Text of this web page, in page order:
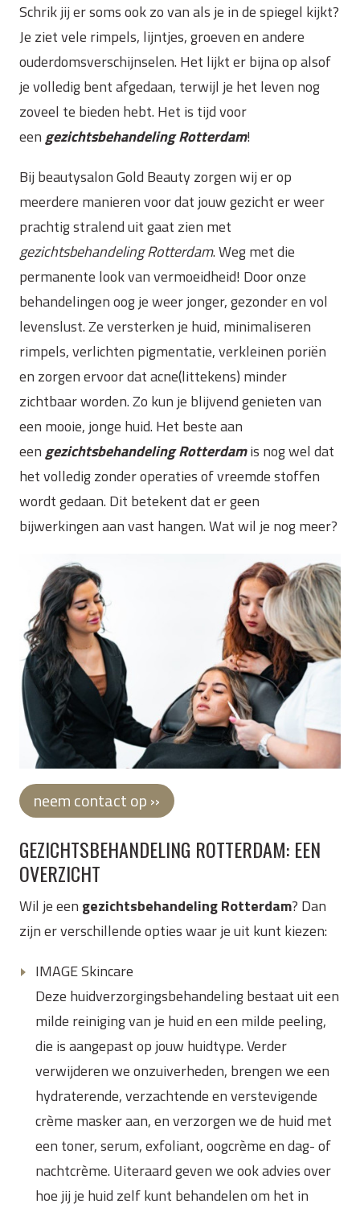
Schrik jij er soms ook zo van als je in de spiegel kijkt?
Je ziet vele rimpels, lijntjes, groeven en andere
ouderdomsverschijnselen. Het lijkt er bijna op alsof
je volledig bent afgedaan, terwijl je het leven nog
zoveel te bieden hebt. Het is tijd voor
eengezichtsbehandeling Rotterdam!
Bij beautysalon Gold Beauty zorgen wij er op
meerdere manieren voor dat jouw gezicht er weer
prachtig stralend uit gaat zien met
gezichtsbehandeling Rotterdam. Weg met die
permanente look van vermoeidheid! Door onze
behandelingen oog je weer jonger, gezonder en vol
levenslust. Ze versterken je huid, minimaliseren
rimpels, verlichten pigmentatie, verkleinen poriën
en zorgen ervoor dat acne(littekens) minder
zichtbaar worden. Zo kun je blijvend genieten van
een mooie, jonge huid. Het beste aan
eengezichtsbehandeling Rotterdamis nog wel dat
het volledig zonder operaties of vreemde stoffen
wordt gedaan. Dit betekent dat er geen
bijwerkingen aan vast hangen. Wat wil je nog meer?
neem contact op ››
GEZICHTSBEHANDELING ROTTERDAM: EEN
OVERZICHT
Wil je een gezichtsbehandeling Rotterdam? Dan
zijn er verschillende opties waar je uit kunt kiezen:
IMAGE Skincare
Deze huidverzorgingsbehandeling bestaat uit een
milde reiniging van je huid en een milde peeling,
die is aangepast op jouw huidtype. Verder
verwijderen we onzuiverheden, brengen we een
hydraterende, verzachtende en verstevigende
crème masker aan, en verzorgen we de huid met
een toner, serum, exfoliant, oogcrème en dag- of
nachtcrème. Uiteraard geven we ook advies over
hoe jij je huid zelf kunt behandelen om het in